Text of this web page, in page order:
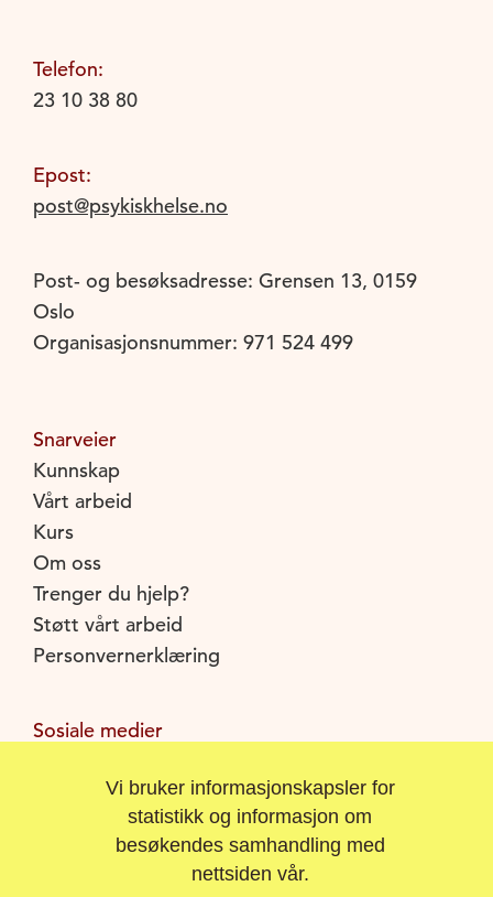
Vi bruker informasjonskapsler for
statistikk og informasjon om
besøkendes samhandling med
nettsiden vår.
Telefon:
23 10 38 80
Epost:
post@psykiskhelse.no
Post- og besøksadresse: Grensen 13, 0159
Oslo
Organisasjonsnummer: 971 524 499
Snarveier
Kunnskap
Vårt arbeid
Kurs
Om oss
Trenger du hjelp?
Støtt vårt arbeid
Personvernerklæring
Sosiale medier
Instagram